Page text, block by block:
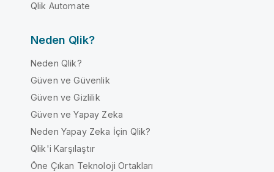
Qlik Automate
Neden Qlik?
Neden Qlik?
Güven ve Güvenlik
Güven ve Gizlilik
Güven ve Yapay Zeka
Neden Yapay Zeka İçin Qlik?
Qlik'i Karşılaştır
Öne Çıkan Teknoloji Ortakları